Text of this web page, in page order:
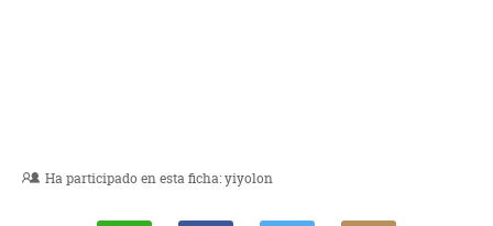
Ha participado en esta ficha:yiyolon